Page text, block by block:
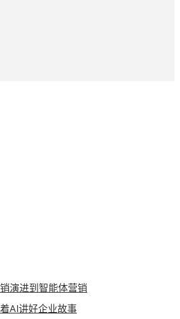
演进到智能体营销
AI讲好企业故事